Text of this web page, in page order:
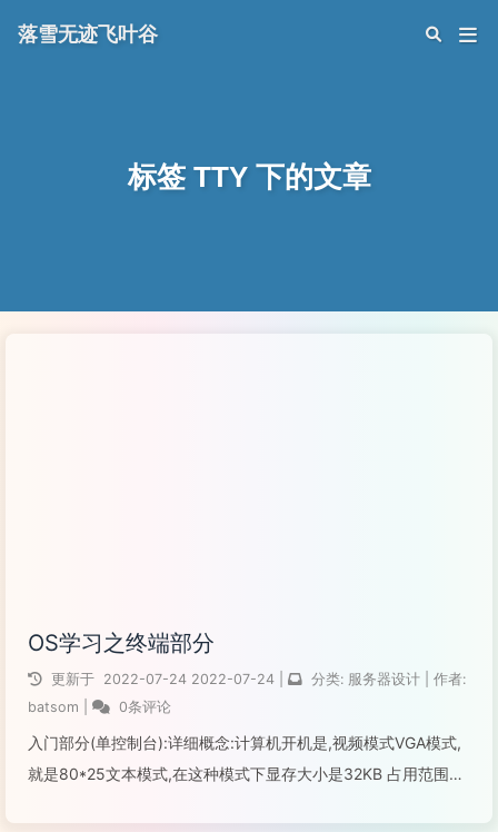
标签 TTY 下的文章
落雪无迹飞叶谷
OS学习之终端部分
更新于 2022-07-24 2022-07-24 分类: 服务器设计
作者:
batsom
0条评论
入门部分(单控制台):详细概念:计算机开机是,视频模式VGA模式,
就是80*25文本模式,在这种模式下显存大小是32KB 占用范围是